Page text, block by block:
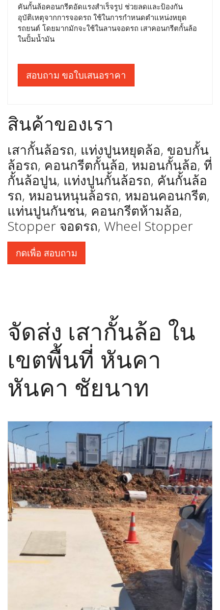
คันกั้นล้อคอนกรีตอัดแรงสำเร็จรูป ช่วยลดและป้องกัน
อุบัติเหตุจากการจอดรถ ใช้ในการกำหนดตำแหน่งหยุด
รถยนต์ โดยมากมักจะใช้ในลานจอดรถ เสาคอนกรีตกั้นล้อ
ในปั้มน้ำมัน
สอบถาม ขอใบเสนอราคา
สินค้าของเรา
เสากั้นล้อรถ, แท่งปูนหยุดล้อ, ขอบกั้น
ล้อรถ, คอนกรีตกั้นล้อ, หมอนกั้นล้อ, ที่
กั้นล้อปูน, แท่งปูนกั้นล้อรถ, คันกั้นล้อ
รถ, หมอนหนุนล้อรถ, หมอนคอนกรีต,
แท่นปูนกันชน, คอนกรีตห้ามล้อ,
Stopper จอดรถ, Wheel Stopper
กดเพื่อ สอบถาม
จัดส่ง เสากั้นล้อ ใน
เขตพื้นที่ หันคา
หันคา ชัยนาท